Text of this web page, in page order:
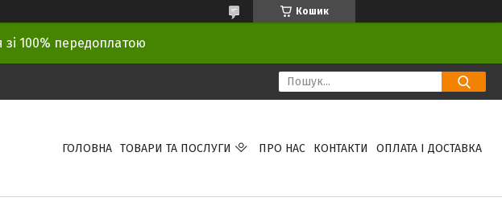
Кошик
зі 100% передоплатою
ГОЛОВНА ТОВАРИ ТА ПОСЛУГИ ПРО НАС КОНТАКТИ ОПЛАТА І ДОСТАВКА